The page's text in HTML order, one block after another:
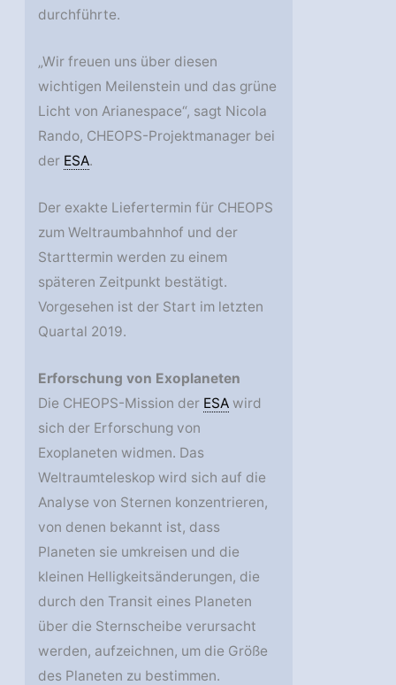
durchführte.
„Wir freuen uns über diesen
wichtigen Meilenstein und das grüne
Licht von Arianespace“, sagt Nicola
Rando, CHEOPS-Projektmanager bei
der ESA.
Der exakte Liefertermin für CHEOPS
zum Weltraumbahnhof und der
Starttermin werden zu einem
späteren Zeitpunkt bestätigt.
Vorgesehen ist der Start im letzten
Quartal 2019.
Erforschung von Exoplaneten
Die CHEOPS-Mission der ESA wird
sich der Erforschung von
Exoplaneten widmen. Das
Weltraumteleskop wird sich auf die
Analyse von Sternen konzentrieren,
von denen bekannt ist, dass
Planeten sie umkreisen und die
kleinen Helligkeitsänderungen, die
durch den Transit eines Planeten
über die Sternscheibe verursacht
werden, aufzeichnen, um die Größe
des Planeten zu bestimmen.